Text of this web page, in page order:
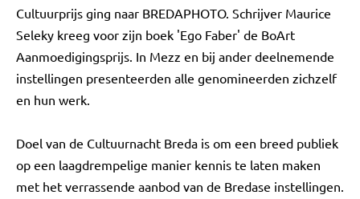
Cultuurprijs ging naar BREDAPHOTO. Schrijver Maurice
Seleky kreeg voor zijn boek 'Ego Faber' de BoArt
Aanmoedigingsprijs. In Mezz en bij ander deelnemende
instellingen presenteerden alle genomineerden zichzelf
en hun werk.
Doel van de Cultuurnacht Breda is om een breed publiek
op een laagdrempelige manier kennis te laten maken
met het verrassende aanbod van de Bredase instellingen.